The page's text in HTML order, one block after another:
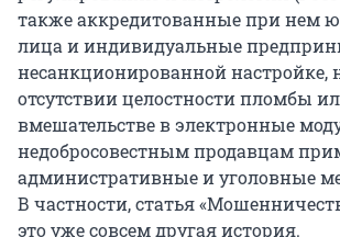
также аккредитованные при нем
лица и индивидуальные
несанкционированной настройке,
отсутствии целостности пломбы
вмешательстве в электронные
недобросовестным продавцам
административные и уголовные
В частности, статья
это уже совсем другая история.